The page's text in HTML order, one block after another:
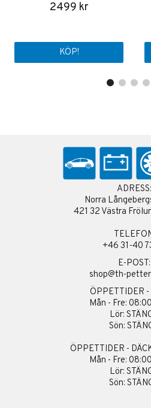
2499 kr
KÖP!
ADRESS:
Norra
421 32 Västra
+46 31-40
E-POST:
shop@th-
ÖPPETTIDER
Mån - Fre:
Lör:
Sön:
ÖPPETTIDER -
Mån - Fre:
Lör:
Sön: